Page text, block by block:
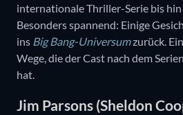
internationale Thriller-Serie bis hin
Besonders spannend: Einige
ins Big Bang-Universumzurück.
Wege, die der Cast nach dem
hat.
Jim Parsons (Sheldon